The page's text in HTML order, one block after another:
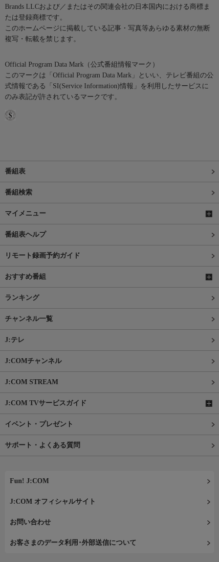
Brands LLCおよび／またはその関連会社の日本国内における商標ま
たは登録商標です。
このホームページに掲載している記事・写真等あらゆる素材の無断
複写・転載を禁じます。
Official Program Data Mark（公式番組情報マーク）
このマークは「Official Program Data Mark」といい、テレビ番組の公
式情報である「SI(Service Information)情報」を利用したサービスに
のみ表記が許されているマークです。
番組表
番組検索
マイメニュー
番組表ヘルプ
リモート録画予約ガイド
おすすめ番組
ランキング
チャンネル一覧
J:テレ
J:COMチャンネル
J:COM STREAM
J:COM TVサービスガイド
イベント・プレゼント
サポート・よくある質問
Fun! J:COM
J:COM オフィシャルサイト
お問い合わせ
お客さまのデータ利用･外部送信について